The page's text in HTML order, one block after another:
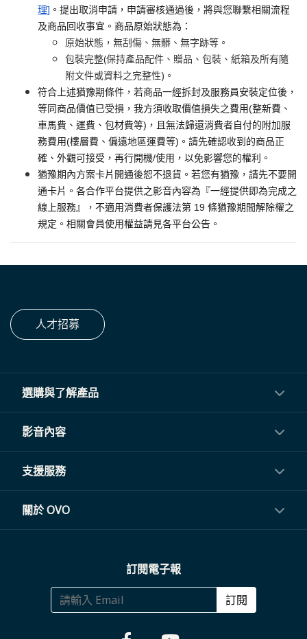
理] 。提出取消申請，申請審核通過後，將與您聯繫相關流程
及商品回收事宜。商品原始狀態為：
原始狀態，無刮傷、無髒、無字跡等。
包裝完整(保持產品配件、贈品、包裝、紙箱及所有隨
附文件或資料之完整性)。
符合上述猶豫期條件，若商品一經拆封及服務員安裝定位後，
等同商品價值已受損，我方須收取價值損失之費用(整新費、
車馬費、運費、包材費等)，且無法歸還消費者自付的附加服
務費用(樓層費、偏遠地區運費等)。請先確認收到的商品正
確、外觀可接受，再行開機/使用，以免影響您的權利。
猶豫期內方案卡片開通後恕不退貨。若您有猶豫，請先不要開
通卡片。各合作平台提供之影音內容為『一經提供即為完成之
線上服務』，不適用消費者保護法第 19 條猶豫期間解除權之
規定。相關會員使用權益請見各平台公告。
人才招募
選購與了解產品
投影機
閨蜜機與電視
電視盒與周邊
福利品專區
影音內容
影音訂閱
支援服務
常見問題
關於 OVO
商務合作
訂閱電子報
訂閱